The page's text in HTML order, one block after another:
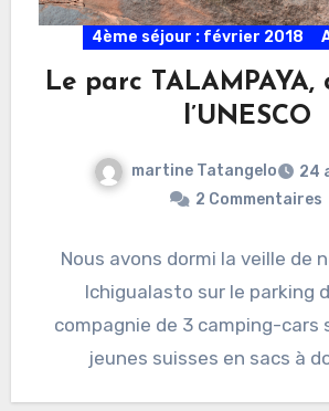
4ème séjour : février 2018
Le parc TALAMPAYA,
l’UNESCO
martine Tatangelo
24
2 Commentaires
Nous avons dormi la veille de
Ichigualasto sur le parking
compagnie de 3 camping-cars
jeunes suisses en sacs à